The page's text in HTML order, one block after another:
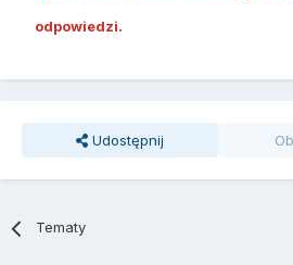
odpowiedzi.
Udostępnij
Tematy